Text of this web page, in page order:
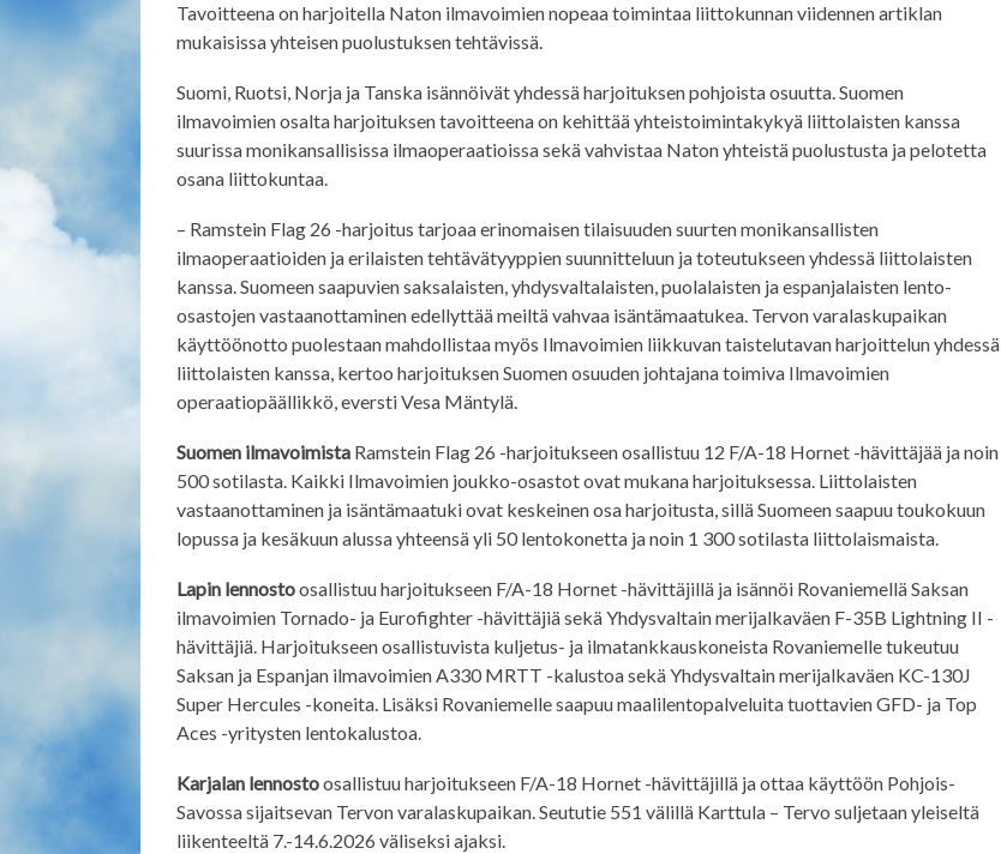
Tavoitteena on harjoitella Naton ilmavoimien nopeaa toimintaa liittokunnan viidennen artiklan
mukaisissa yhteisen puolustuksen tehtävissä.
Suomi, Ruotsi, Norja ja Tanska isännöivät yhdessä harjoituksen pohjoista osuutta. Suomen
ilmavoimien osalta harjoituksen tavoitteena on kehittää yhteistoimintakykyä liittolaisten kanssa
suurissa monikansallisissa ilmaoperaatioissa sekä vahvistaa Naton yhteistä puolustusta ja pelotetta
osana liittokuntaa.
– Ramstein Flag 26 -harjoitus tarjoaa erinomaisen tilaisuuden suurten monikansallisten
ilmaoperaatioiden ja erilaisten tehtävätyyppien suunnitteluun ja toteutukseen yhdessä liittolaisten
kanssa. Suomeen saapuvien saksalaisten, yhdysvaltalaisten, puolalaisten ja espanjalaisten lento-
osastojen vastaanottaminen edellyttää meiltä vahvaa isäntämaatukea. Tervon varalaskupaikan
käyttöönotto puolestaan mahdollistaa myös Ilmavoimien liikkuvan taistelutavan harjoittelun yhdessä
liittolaisten kanssa, kertoo harjoituksen Suomen osuuden johtajana toimiva Ilmavoimien
operaatiopäällikkö, eversti Vesa Mäntylä.
Suomen ilmavoimista Ramstein Flag 26 -harjoitukseen osallistuu 12 F/A-18 Hornet -hävittäjää ja noin
500 sotilasta. Kaikki Ilmavoimien joukko-osastot ovat mukana harjoituksessa. Liittolaisten
vastaanottaminen ja isäntämaatuki ovat keskeinen osa harjoitusta, sillä Suomeen saapuu toukokuun
lopussa ja kesäkuun alussa yhteensä yli 50 lentokonetta ja noin 1 300 sotilasta liittolaismaista.
Lapin lennostoosallistuu harjoitukseen F/A-18 Hornet -hävittäjillä ja isännöi Rovaniemellä Saksan
ilmavoimien Tornado- ja Eurofighter -hävittäjiä sekä Yhdysvaltain merijalkaväen F-35B Lightning II -
hävittäjiä. Harjoitukseen osallistuvista kuljetus- ja ilmatankkauskoneista Rovaniemelle tukeutuu
Saksan ja Espanjan ilmavoimien A330 MRTT -kalustoa sekä Yhdysvaltain merijalkaväen KC-130J
Super Hercules -koneita. Lisäksi Rovaniemelle saapuu maalilentopalveluita tuottavien GFD- ja Top
Aces -yritysten lentokalustoa.
Karjalan lennostoosallistuu harjoitukseen F/A-18 Hornet -hävittäjillä ja ottaa käyttöön Pohjois-
Savossa sijaitsevan Tervon varalaskupaikan. Seututie 551 välillä Karttula – Tervo suljetaan yleiseltä
liikenteeltä 7.-14.6.2026 väliseksi ajaksi.